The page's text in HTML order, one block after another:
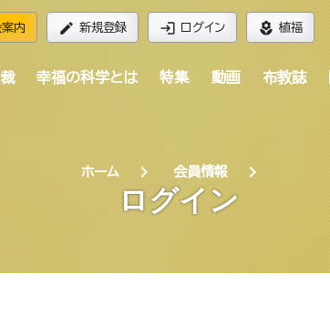
案内 edit 新規登録 login ログイン local_florist 植福
幸福の科学とは 特集 動画 布教誌
ホーム chevron_right 会員情報 chevron_right
ログイン